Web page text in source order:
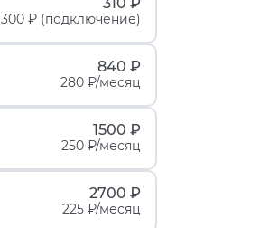
300 ₽ (подключение)
840 ₽
280 ₽/месяц
1500 ₽
250 ₽/месяц
2700 ₽
225 ₽/месяц